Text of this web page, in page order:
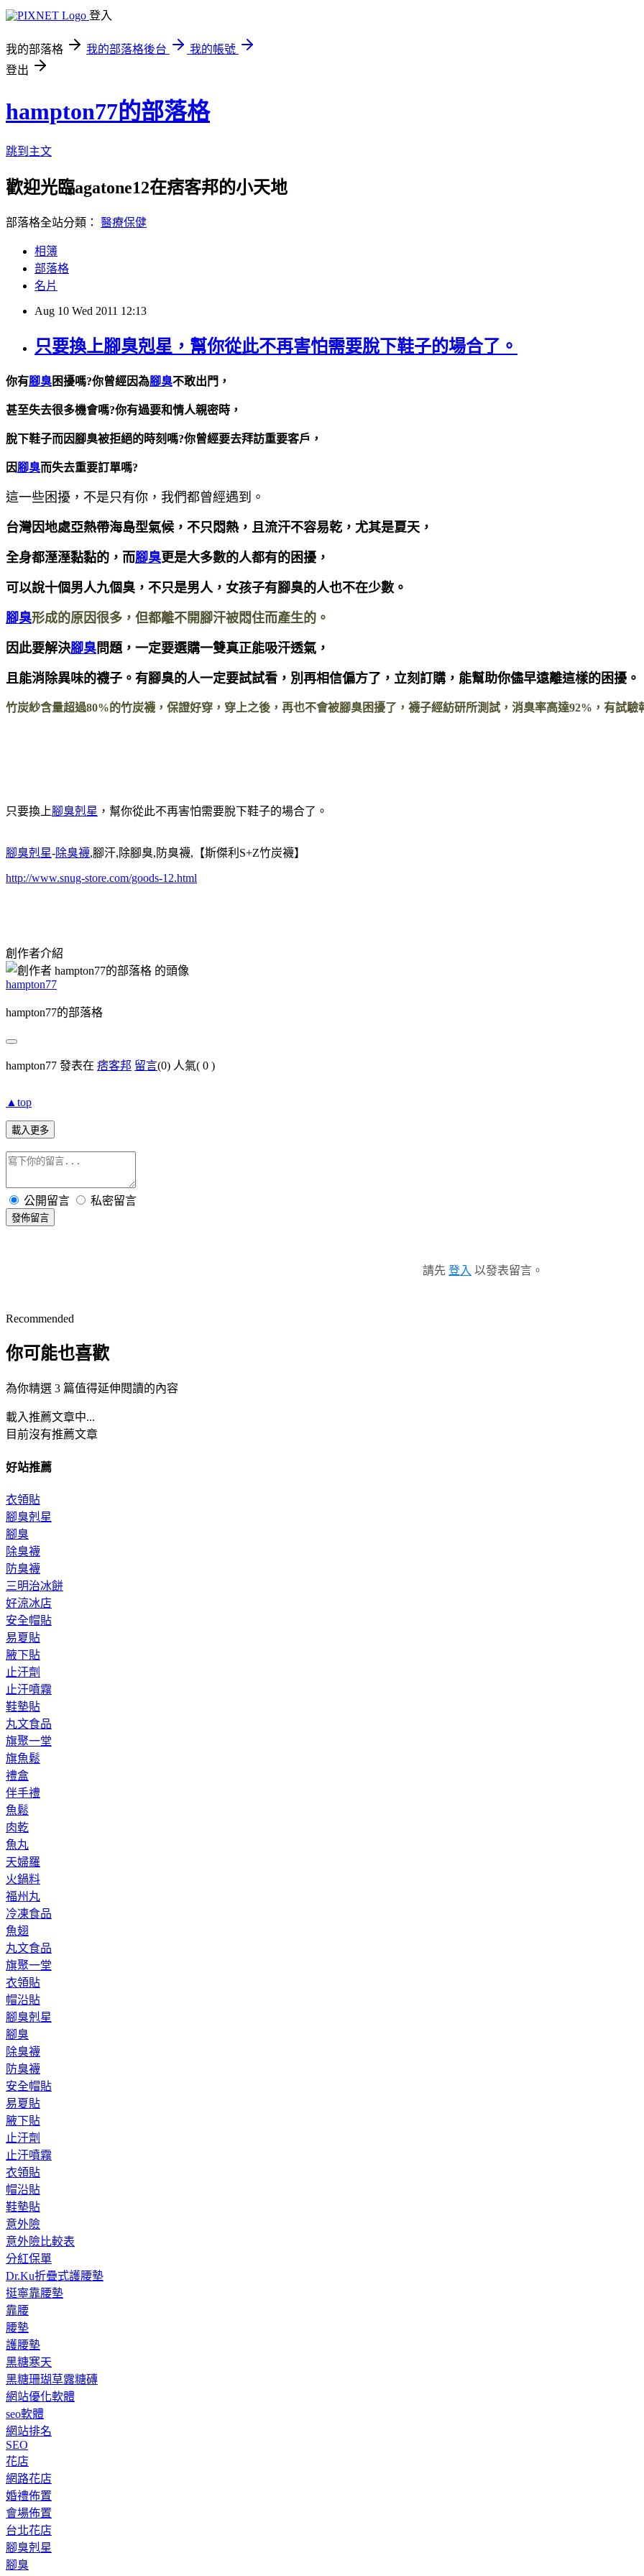
登入
我的部落格 我的部落格後台
我的帳號
登出
hampton77的部落格
跳到主文
歡迎光臨agatone12在痞客邦的小天地
部落格全站分類： 醫療保健
相簿
部落格
名片
Aug 10 Wed 2011 12:13
只要換上腳臭剋星，幫你從此不再害怕需要脫下鞋子的場合了。
你有腳臭困擾嗎?你曾經因為腳臭不敢出門，
甚至失去很多機會嗎?你有過要和情人親密時，
脫下鞋子而因腳臭被拒絕的時刻嗎?你曾經要去拜訪重要客戶，
因腳臭而失去重要訂單嗎?
這一些困擾，不是只有你，我們都曾經遇到。
台灣因地處亞熱帶海島型氣候，不只悶熱，且流汗不容易乾，尤其是夏天，
全身都溼溼黏黏的，而腳臭更是大多數的人都有的困擾，
可以說十個男人九個臭，不只是男人，女孩子有腳臭的人也不在少數。
腳臭形成的原因很多，但都離不開腳汗被悶住而產生的。
因此要解決腳臭問題，一定要選購一雙真正能吸汗透氣，
且能消除異味的襪子。有腳臭的人一定要試試看，別再相信偏方了，立刻訂購，能幫助你儘早遠離這樣的困擾。
竹炭紗含量超過80%的竹炭襪，保證好穿，穿上之後，再也不會被腳臭困擾了，襪子經紡研所測試，消臭率高達92%，有試驗
只要換上腳臭剋星 ，幫你從此不再害怕需要脫下鞋子的場合了。
腳臭剋星-除臭襪,腳汗,除腳臭,防臭襪,【斯傑利S+Z竹炭襪】
http://www.snug-store.com/goods-12.html
創作者介紹
hampton77
hampton77的部落格
hampton77 發表在 痞客邦 留言(0) 人氣( 0 )
▲top
載入更多
公開留言 私密留言
發佈留言
請先 登入 以發表留言。
Recommended
你可能也喜歡
為你精選 3 篇值得延伸閱讀的內容
載入推薦文章中...
目前沒有推薦文章
好站推薦
衣領貼
腳臭剋星
腳臭
除臭襪
防臭襪
三明治冰餅
好涼冰店
安全帽貼
易夏貼
腋下貼
止汗劑
止汗噴霧
鞋墊貼
丸文食品
旗聚一堂
旗魚鬆
禮盒
伴手禮
魚鬆
肉乾
魚丸
天婦羅
火鍋料
福州丸
冷凍食品
魚翅
丸文食品
旗聚一堂
衣領貼
帽沿貼
腳臭剋星
腳臭
除臭襪
防臭襪
安全帽貼
易夏貼
腋下貼
止汗劑
止汗噴霧
衣領貼
帽沿貼
鞋墊貼
意外險
意外險比較表
分紅保單
Dr.Ku折疊式護腰墊
挺寧靠腰墊
靠腰
腰墊
護腰墊
黑糖寒天
黑糖珊瑚草露糖磚
網站優化軟體
seo軟體
網站排名
SEO
花店
網路花店
婚禮佈置
會場佈置
台北花店
腳臭剋星
腳臭